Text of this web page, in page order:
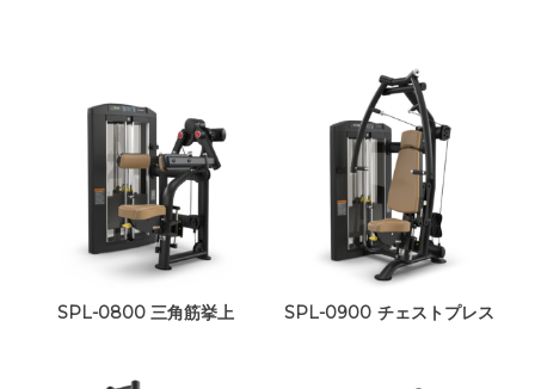
SPL-0800 三角筋挙上 SPL-0900 チェストプレス